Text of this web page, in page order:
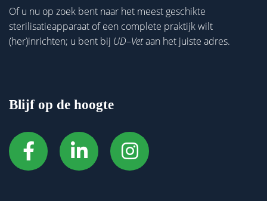
Of u nu op zoek bent naar het meest geschikte
sterilisatieapparaat of een complete praktijk wilt
(her)inrichten; u bent bij UD–Vetaan het juiste adres.
Blijf op de hoogte